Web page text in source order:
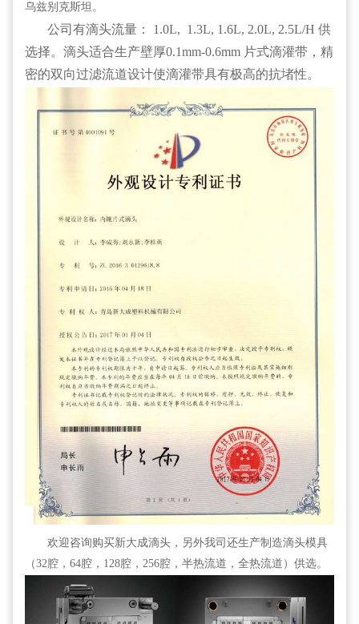
乌兹别克斯坦。
公司有滴头流量： 1.0L, 1.3L, 1.6L, 2.0L, 2.5L/H 供
选择。滴头适合生产壁厚0.1mm-0.6mm 片式滴灌带，精
密的双向过滤流道设计使滴灌带具有极高的抗堵性。
欢迎咨询购买新大成滴头，另外我司还生产制造滴头模具
（32 腔， 64腔， 128腔， 256腔，半热流道，全热流道）供选。